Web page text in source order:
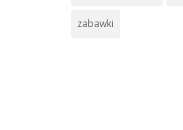
zabawki